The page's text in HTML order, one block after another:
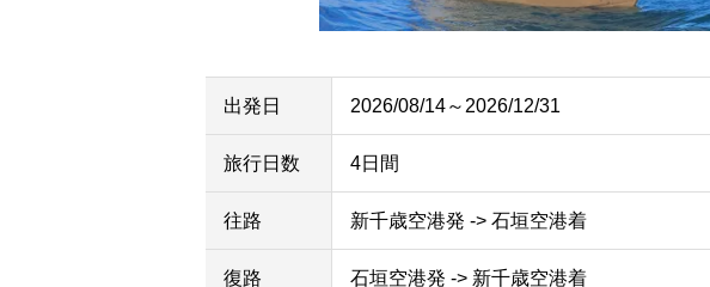
出発日 2026/08/14～2026/12/31
旅行日数 4日間
往路 新千歳空港発 -> 石垣空港着
復路 石垣空港発 -> 新千歳空港着